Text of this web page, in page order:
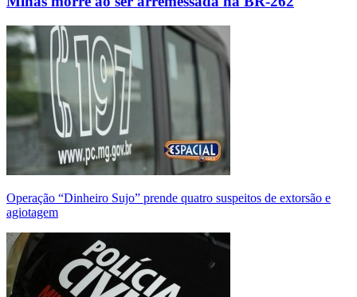
Operação “Dinheiro Sujo” prende quatro suspeitos de extorsão e
agiotagem